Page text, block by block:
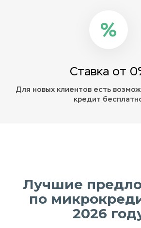
Ставка от
Для новых клиентов есть
кредит
Лучшие
по
2026